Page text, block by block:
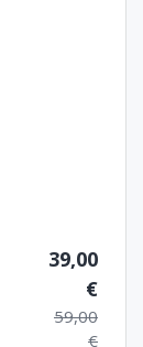
39,00
€
59,00
€